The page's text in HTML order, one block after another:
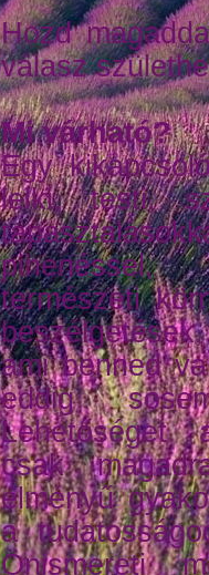
Hozd
válasz
Mi várható?
Egy
lelki, testi,
természeti
ami benned
eddig
Lehetőséget
csak
élményű
a
Önismereti